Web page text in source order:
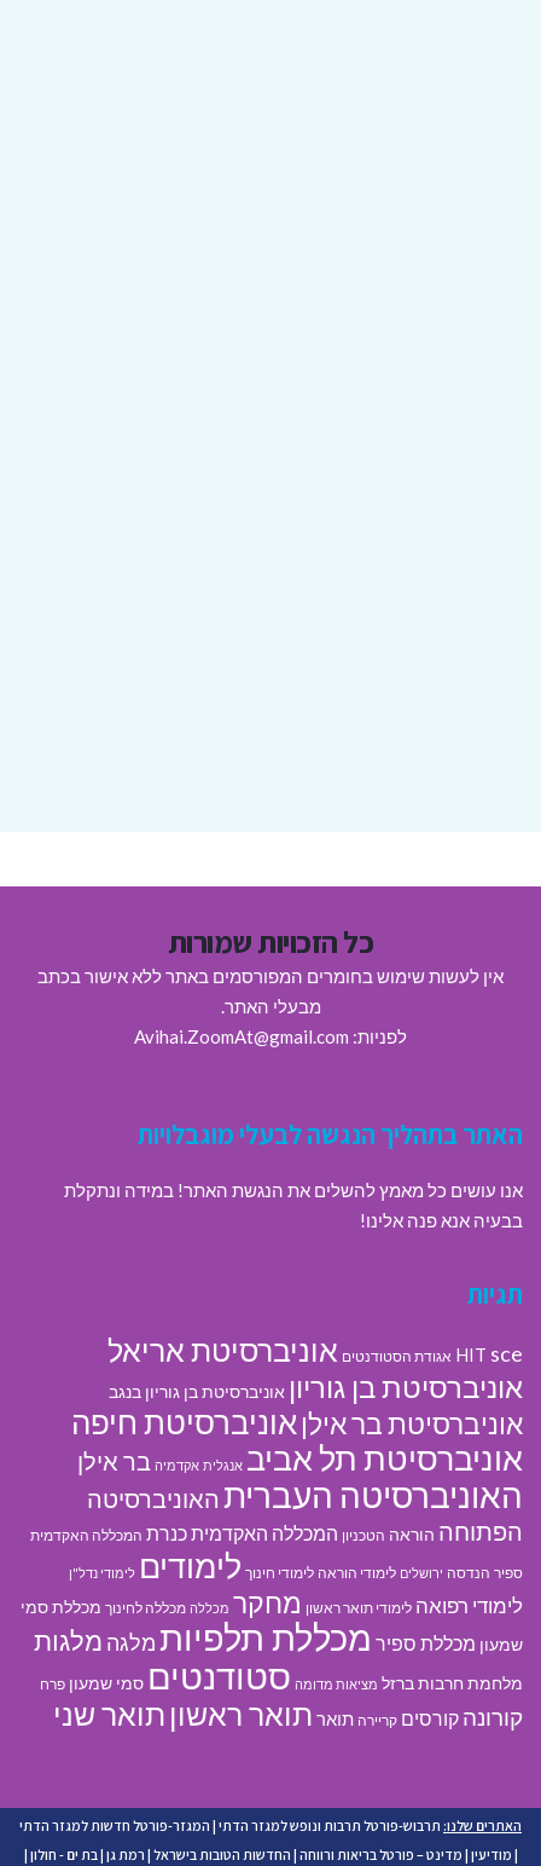
כל הזכויות שמורות
אין לעשות שימוש בחומרים המפורסמים באתר ללא אישור בכתב
מבעלי האתר.
לפניות: Avihai.ZoomAt@gmail.com
האתר בתהליך הנגשה לבעלי מוגבלויות
אנו עושים כל מאמץ להשלים את הנגשת האתר! במידה ונתקלת
בבעיה אנא פנה אלינו!
תגיות
HIT sce אגודת הסטודנטים אוניברסיטת אריאל
אוניברסיטת בן גוריון אוניברסיטת בן גוריון בנגב
אוניברסיטת בר אילן אוניברסיטת חיפה
אוניברסיטת תל אביב אנגלית אקדמיה בר אילן
האוניברסיטה העברית האוניברסיטה
הפתוחה הוראה הטכניון המכללה האקדמית כנרת המכללה האקדמית
ספיר הנדסה ירושלים לימודי הוראה לימודי חינוך לימודים לימודי נדל"ן
לימודי רפואה לימודי תואר ראשון מחקר מכללה מכללה לחינוך מכללת סמי
שמעון מכללת ספיר מכללת תלפיות מלגה מלגות
מלחמת חרבות ברזל מציאות מדומה סטודנטים סמי שמעון פרח
קורונה קורסים קריירה תואר תואר ראשון תואר שני
האתרים שלנו: תרבוש-פורטל תרבות ונופש למגזר הדתי | המגזר-פורטל חדשות למגזר הדתי
| מודיעין | מדינט – פורטל בריאות ורווחה | החדשות הטובות בישראל | רמת גן | בת ים - חולון |